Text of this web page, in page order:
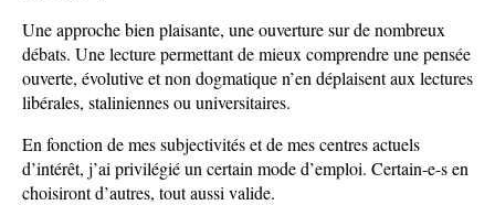
Une approche bien plaisante, une ouverture sur de nombreux
débats. Une lecture permettant de mieux comprendre une pensée
ouverte, évolutive et non dogmatique n’en déplaisent aux lectures
libérales, staliniennes ou universitaires.
En fonction de mes subjectivités et de mes centres actuels
d’intérêt, j’ai privilégié un certain mode d’emploi. Certain-e-s en
choisiront d’autres, tout aussi valide.